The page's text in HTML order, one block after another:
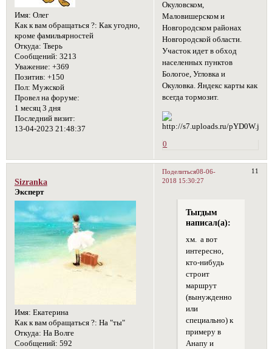
Имя: Олег
Как к вам обращаться ?: Как угодно,
кроме фамильярностей
Откуда: Тверь
Сообщений: 3213
Уважение: +369
Позитив: +150
Пол: Мужской
Провел на форуме:
1 месяц 3 дня
Последний визит:
13-04-2023 21:48:37
Окуловском,
Маловишерском и
Новгородском районах
Новгородской области.
Участок идет в обход
населенных пунктов
Бологое, Угловка и
Окуловка. Яндекс карты как
всегда тормозит.
0
Поделиться 11
08-06-
2018 15:30:27
Sizranka
Эксперт
Имя: Екатерина
Как к вам обращаться ?: На "ты"
Откуда: На Волге
Сообщений: 592
Тыгдым
написал(а):
хм. а вот
интересно,
кто-нибудь
строит
маршрут
(вынужденно
или
специально) к
примеру в
Анапу и